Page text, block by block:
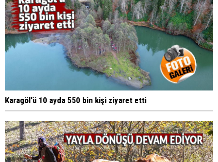
Karagöl'ü 10 ayda 550 bin kişi ziyaret etti